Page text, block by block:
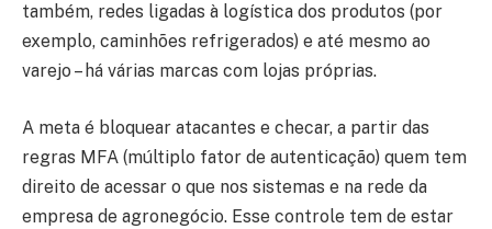
também, redes ligadas à logística dos produtos (por
exemplo, caminhões refrigerados) e até mesmo ao
varejo – há várias marcas com lojas próprias.
A meta é bloquear atacantes e checar, a partir das
regras MFA (múltiplo fator de autenticação) quem tem
direito de acessar o que nos sistemas e na rede da
empresa de agronegócio. Esse controle tem de estar